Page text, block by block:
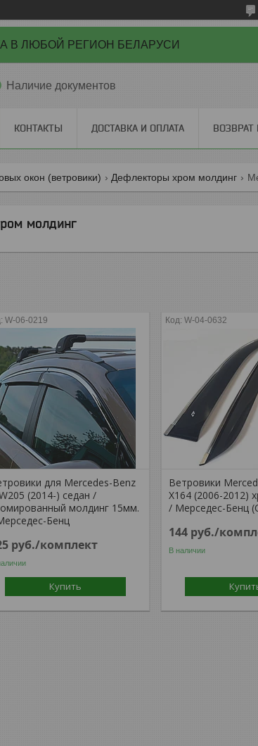
В ЛЮБОЙ РЕГИОН БЕЛАРУСИ
Наличие документов
КОНТАКТЫ ДОСТАВКА И ОПЛАТА
окон (ветровики) Дефлекторы хром молдинг
молдинг
W-06-0219
для Mercedes-Benz
(2014-) седан /
молдинг 15мм.
Бенц
руб./комплект
Купить
W-04-0632
Ветровики
X164 (2006-2012)
/ Мерседес-Бенц
144 руб./
В наличии